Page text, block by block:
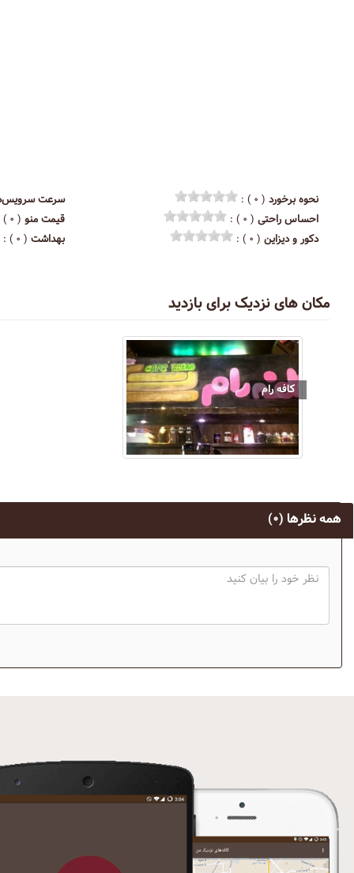
نحوه برخورد ( ۰ ) :
سرعت
احساس راحتی ( ۰ ) : قیمت منو ( ۰ ) :
دکور و دیزاین ( ۰ ) : بهداشت ( ۰ ) :
مکان های نزدیک برای بازدید
کافه رام
همه نظرها (۰)